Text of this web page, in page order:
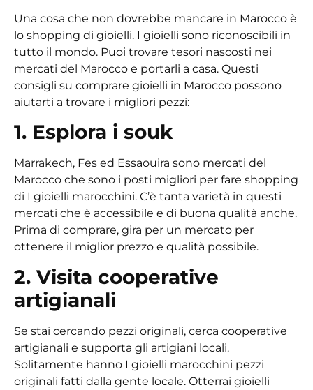
Una cosa che non dovrebbe mancare in Marocco è
lo shopping di gioielli. I gioielli sono riconoscibili in
tutto il mondo. Puoi trovare tesori nascosti nei
mercati del Marocco e portarli a casa. Questi
consigli su comprare gioielli in Marocco possono
aiutarti a trovare i migliori pezzi:
1. Esplora i souk
Marrakech, Fes ed Essaouira sono mercati del
Marocco che sono i posti migliori per fare shopping
di I gioielli marocchini. C’è tanta varietà in questi
mercati che è accessibile e di buona qualità anche.
Prima di comprare, gira per un mercato per
ottenere il miglior prezzo e qualità possibile.
2. Visita cooperative
artigianali
Se stai cercando pezzi originali, cerca cooperative
artigianali e supporta gli artigiani locali.
Solitamente hanno I gioielli marocchini pezzi
originali fatti dalla gente locale. Otterrai gioielli